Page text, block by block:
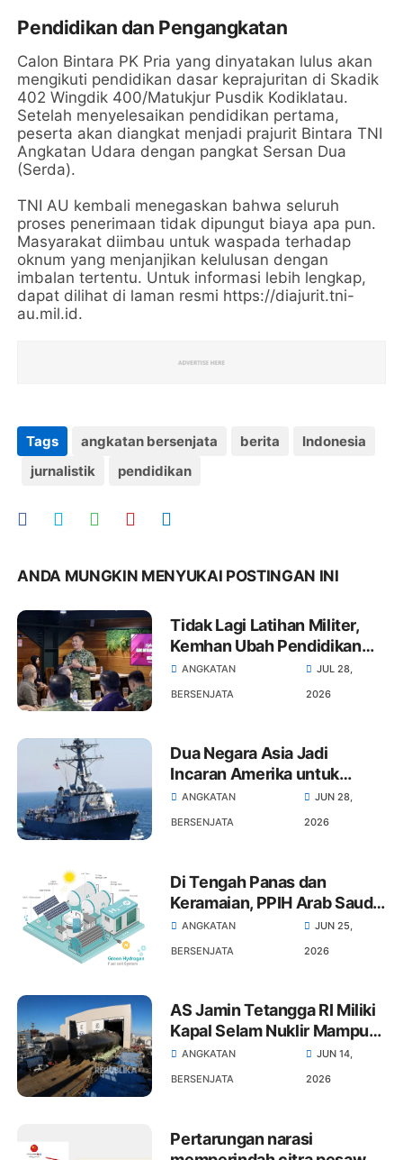
Pendidikan dan Pengangkatan
Calon Bintara PK Pria yang dinyatakan lulus akan
mengikuti pendidikan dasar keprajuritan di Skadik
402 Wingdik 400/Matukjur Pusdik Kodiklatau.
Setelah menyelesaikan pendidikan pertama,
peserta akan diangkat menjadi prajurit Bintara TNI
Angkatan Udara dengan pangkat Sersan Dua
(Serda).
TNI AU kembali menegaskan bahwa seluruh
proses penerimaan tidak dipungut biaya apa pun.
Masyarakat diimbau untuk waspada terhadap
oknum yang menjanjikan kelulusan dengan
imbalan tertentu. Untuk informasi lebih lengkap,
dapat dilihat di laman resmi https://diajurit.tni-
au.mil.id.
Tags angkatan bersenjata berita
Indonesia
jurnalistik
pendidikan
ANDA MUNGKIN MENYUKAI POSTINGAN INI
Tidak Lagi Latihan Militer,
Kemhan Ubah Pendidikan
Calon Manajer Kopdes
Merah Putih Jadi Bela
ANGKATAN
BERSENJATA
JUL 28,
2026
Dua Negara Asia Jadi
Incaran Amerika untuk
Bangun Kapal Perang
ANGKATAN
BERSENJATA
JUN 28,
2026
Di Tengah Panas dan
Keramaian, PPIH Arab Saudi
Siap Berangkat ke Armuzna
ANGKATAN
BERSENJATA
JUN 25,
2026
AS Jamin Tetangga RI Miliki
Kapal Selam Nuklir Mampu
Menembak Seribu Kilometer
ANGKATAN
BERSENJATA
JUN 14,
2026
Pertarungan narasi